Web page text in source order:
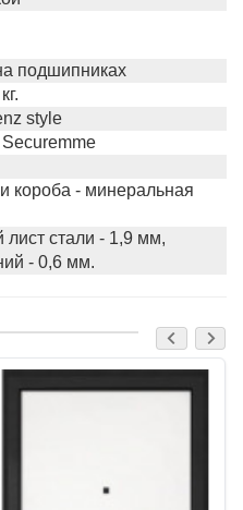
подшипниках
style
короба - минеральная
стали - 1,9 мм,
- 0,6 мм.